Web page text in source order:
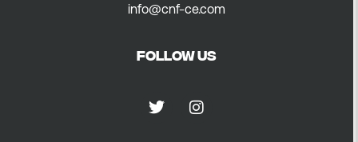
info@cnf-ce.com
FOLLOW US